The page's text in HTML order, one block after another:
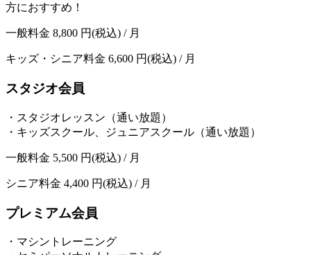
方におすすめ！
一般料金 8,800 円(税込) / 月
キッズ・シニア料金 6,600 円(税込) / 月
スタジオ会員
・スタジオレッスン（通い放題）
・キッズスクール、ジュニアスクール（通い放題）
一般料金 5,500 円(税込) / 月
シニア料金 4,400 円(税込) / 月
プレミアム会員
・マシントレーニング